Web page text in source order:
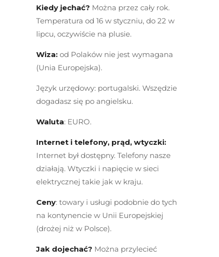
Kiedy jechać? Można przez cały rok.
Temperatura od 16 w styczniu, do 22 w
lipcu, oczywiście na plusie.
Wiza: od Polaków nie jest wymagana
(Unia Europejska).
Język urzędowy: portugalski. Wszędzie
dogadasz się po angielsku.
Waluta: EURO.
Internet i telefony, prąd, wtyczki:
Internet był dostępny. Telefony nasze
działają. Wtyczki i napięcie w sieci
elektrycznej takie jak w kraju.
Ceny: towary i usługi podobnie do tych
na kontynencie w Unii Europejskiej
(drożej niż w Polsce).
Jak dojechać? Można przylecieć